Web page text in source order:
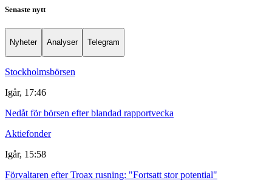
Senaste nytt
Nyheter Analyser Telegram
Stockholmsbörsen
Igår, 17:46
Nedåt för börsen efter blandad rapportvecka
Aktiefonder
Igår, 15:58
Förvaltaren efter Troax rusning: "Fortsatt stor potential"